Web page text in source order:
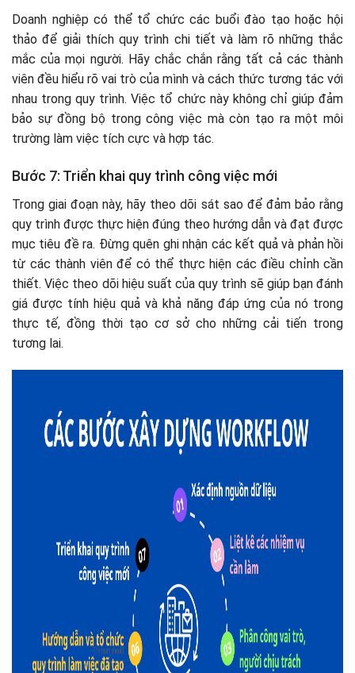
Doanh nghiệp có thể tổ chức các buổi đào tạo hoặc hội
thảo để giải thích quy trình chi tiết và làm rõ những thắc
mắc của mọi người. Hãy chắc chắn rằng tất cả các thành
viên đều hiểu rõ vai trò của mình và cách thức tương tác với
nhau trong quy trình. Việc tổ chức này không chỉ giúp đảm
bảo sự đồng bộ trong công việc mà còn tạo ra một môi
trường làm việc tích cực và hợp tác.
Bước 7: Triển khai quy trình công việc mới
Trong giai đoạn này, hãy theo dõi sát sao để đảm bảo rằng
quy trình được thực hiện đúng theo hướng dẫn và đạt được
mục tiêu đề ra. Đừng quên ghi nhận các kết quả và phản hồi
từ các thành viên để có thể thực hiện các điều chỉnh cần
thiết. Việc theo dõi hiệu suất của quy trình sẽ giúp bạn đánh
giá được tính hiệu quả và khả năng đáp ứng của nó trong
thực tế, đồng thời tạo cơ sở cho những cải tiến trong
tương lai.